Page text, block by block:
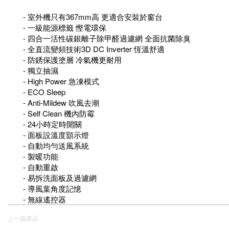
- 室外機只有367mm高 更適合安裝於窗台
- 一級能源標籤 慳電環保
- 四合一活性碳銀離子除甲醛過濾網 全面抗菌除臭
- 全直流變頻技術3D DC Inverter 恆溫舒適
- 防銹保護塗層 冷氣機更耐用
- 獨立抽濕
- High Power 急凍模式
- ECO Sleep
- Anti-Mildew 吹風去潮
- Self Clean 機內防霉
- 24小時定時開關
- 面板設溫度顥示燈
- 自動均勻送風系統
- 製暖功能
- 自動重啟
- 易拆洗面板及過濾網
- 導風葉角度記憶
- 無線遙控器
上一個産品